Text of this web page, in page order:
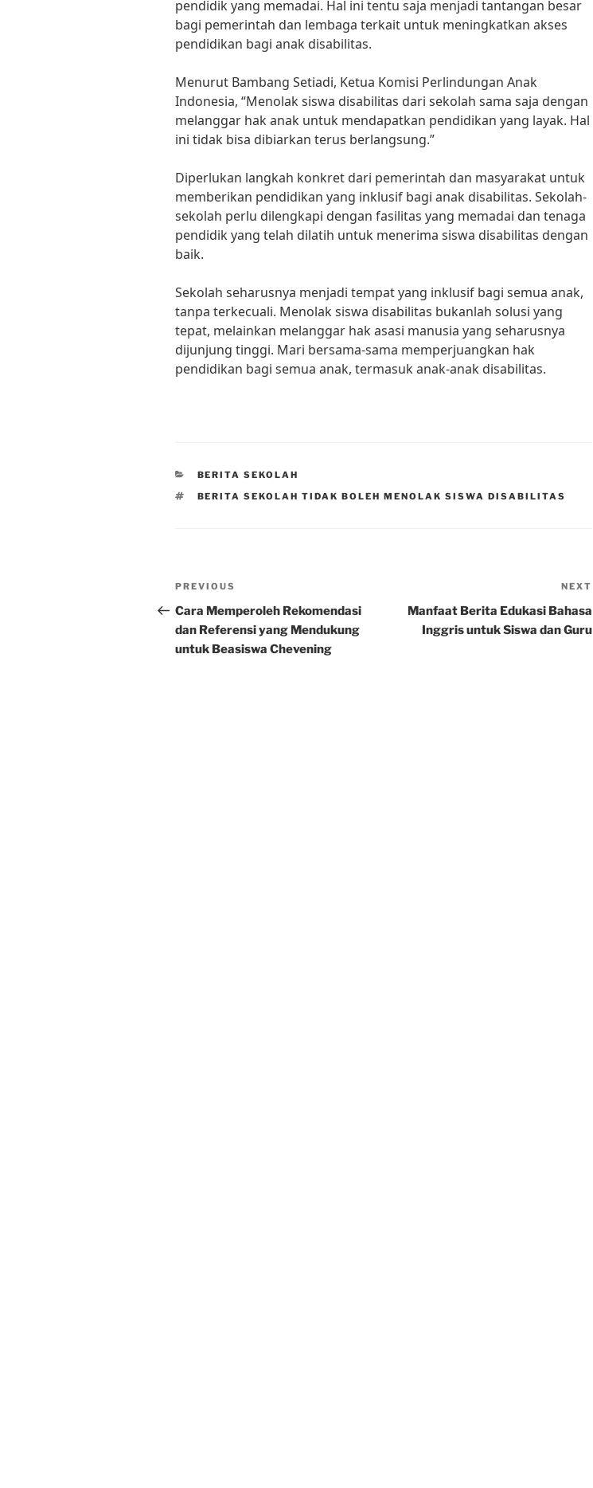
pendidik yang memadai. Hal ini tentu saja menjadi tantangan besar
bagi pemerintah dan lembaga terkait untuk meningkatkan akses
pendidikan bagi anak disabilitas.
Menurut Bambang Setiadi, Ketua Komisi Perlindungan Anak
Indonesia, “Menolak siswa disabilitas dari sekolah sama saja dengan
melanggar hak anak untuk mendapatkan pendidikan yang layak. Hal
ini tidak bisa dibiarkan terus berlangsung.”
Diperlukan langkah konkret dari pemerintah dan masyarakat untuk
memberikan pendidikan yang inklusif bagi anak disabilitas. Sekolah-
sekolah perlu dilengkapi dengan fasilitas yang memadai dan tenaga
pendidik yang telah dilatih untuk menerima siswa disabilitas dengan
baik.
Sekolah seharusnya menjadi tempat yang inklusif bagi semua anak,
tanpa terkecuali. Menolak siswa disabilitas bukanlah solusi yang
tepat, melainkan melanggar hak asasi manusia yang seharusnya
dijunjung tinggi. Mari bersama-sama memperjuangkan hak
pendidikan bagi semua anak, termasuk anak-anak disabilitas.
CATEGORIES
BERITA SEKOLAH
TAGS
BERITA SEKOLAH TIDAK BOLEH MENOLAK SISWA DISABILITAS
Post
navigation
Previous
Post
PREVIOUS
Cara Memperoleh Rekomendasi
dan Referensi yang Mendukung
untuk Beasiswa Chevening
NEXT
Manfaat Berita Edukasi Bahasa
Inggris untuk Siswa dan Guru